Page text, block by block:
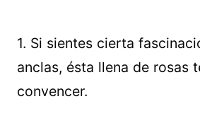
1. Si sientes cierta
anclas, ésta llena de rosas
convencer.